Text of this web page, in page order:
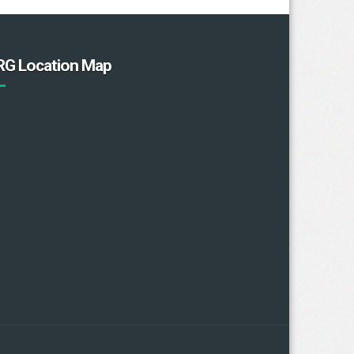
Location Map